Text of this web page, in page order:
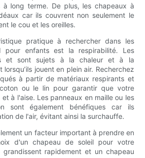
à long terme. De plus, les chapeaux à
car ils couvrent non seulement le
le cou et les oreilles.
pratique à rechercher dans les
pour enfants est la respirabilité. Les
et sont sujets à la chaleur et à la
jouent en plein air. Recherchez
à partir de matériaux respirants et
ou le lin pour garantir que votre
à l'aise. Les panneaux en maille ou les
sont également bénéfiques car ils
de l'air, évitant ainsi la surchauffe.
un facteur important à prendre en
d'un chapeau de soleil pour votre
rapidement et un chapeau